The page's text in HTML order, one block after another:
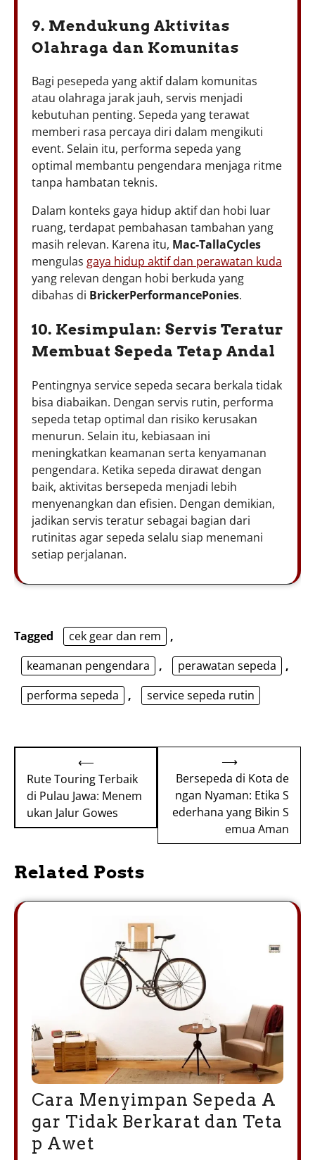
9. Mendukung Aktivitas
Olahraga dan Komunitas
Bagi pesepeda yang aktif dalam komunitas
atau olahraga jarak jauh, servis menjadi
kebutuhan penting. Sepeda yang terawat
memberi rasa percaya diri dalam mengikuti
event. Selain itu, performa sepeda yang
optimal membantu pengendara menjaga ritme
tanpa hambatan teknis.
Dalam konteks gaya hidup aktif dan hobi luar
ruang, terdapat pembahasan tambahan yang
masih relevan. Karena itu, Mac-TallaCycles
mengulas gaya hidup aktif dan perawatan kuda
yang relevan dengan hobi berkuda yang
dibahas di BrickerPerformancePonies.
10. Kesimpulan: Servis Teratur
Membuat Sepeda Tetap Andal
Pentingnya service sepeda secara berkala tidak
bisa diabaikan. Dengan servis rutin, performa
sepeda tetap optimal dan risiko kerusakan
menurun. Selain itu, kebiasaan ini
meningkatkan keamanan serta kenyamanan
pengendara. Ketika sepeda dirawat dengan
baik, aktivitas bersepeda menjadi lebih
menyenangkan dan efisien. Dengan demikian,
jadikan servis teratur sebagai bagian dari
rutinitas agar sepeda selalu siap menemani
setiap perjalanan.
Tagged cek gear dan rem
,
keamanan pengendara
, perawatan sepeda
,
performa sepeda
, service sepeda rutin
navigation
⟵
Rute Touring Terbaik
di Pulau Jawa: Menem
ukan Jalur Gowes
Bersepeda di Kota de
ngan Nyaman: Etika S
ederhana yang Bikin S
emua Aman
⟶
Related Posts
Cara Menyimpan Sepeda A
gar Tidak Berkarat dan Teta
p Awet